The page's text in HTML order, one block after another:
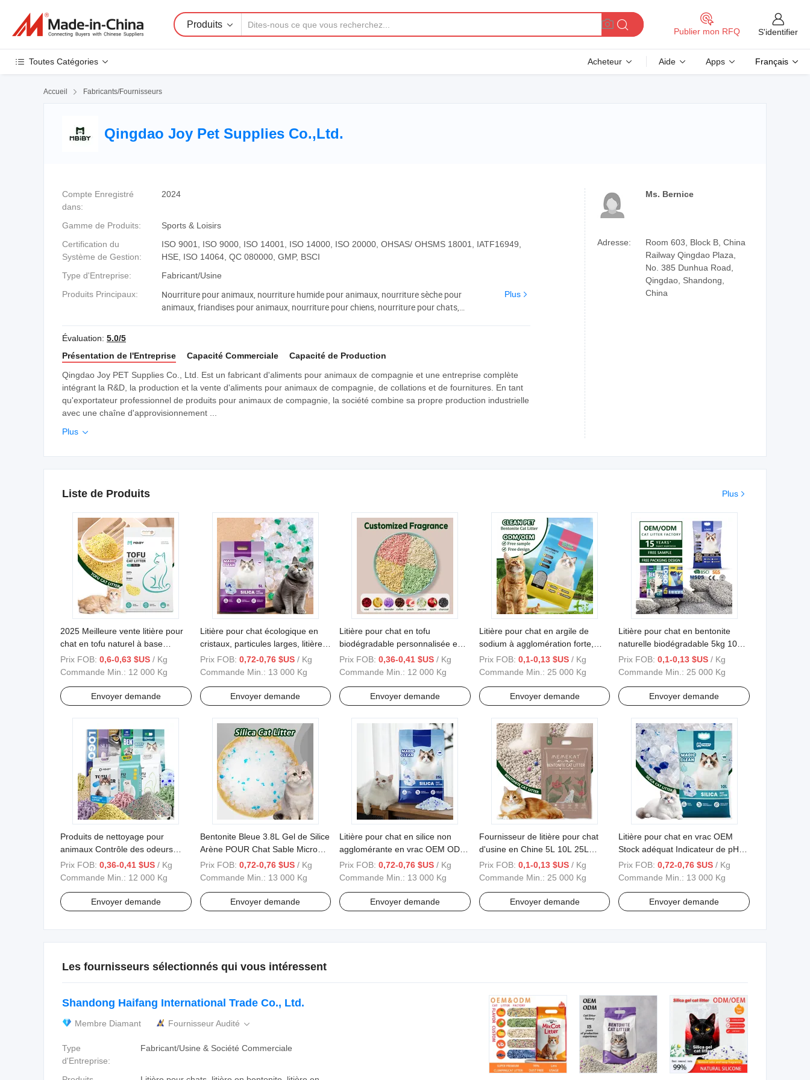
Produits
Publier mon RFQ S'identifier
Toutes Catégories Acheteur Aide Apps Français
Accueil  Fabricants/Fournisseurs
Qingdao Joy Pet Supplies Co.,Ltd.
Ms. Bernice
Adresse:
Room 603, Block B, China
Railway Qingdao Plaza,
No. 385 Dunhua Road,
Qingdao, Shandong,
China
Compte Enregistré
dans:
2024
Gamme de Produits:
Sports & Loisirs
Certification du
Système de Gestion:
ISO 9001, ISO 9000, ISO 14001, ISO 14000, ISO 20000, OHSAS/ OHSMS 18001, IATF16949,
HSE, ISO 14064, QC 080000, GMP, BSCI
Type d'Entreprise:
Fabricant/Usine
Produits Principaux:
Nourriture pour animaux, nourriture humide pour animaux, nourriture sèche pour
animaux, friandises pour animaux, nourriture pour chiens, nourriture pour chats,
Plus
Évaluation: 5.0/5
Présentation de l'Entreprise
Capacité Commerciale
Capacité de Production
Qingdao Joy PET Supplies Co., Ltd. Est un fabricant d'aliments pour animaux de compagnie et une entreprise complète
intégrant la R&D, la production et la vente d'aliments pour animaux de compagnie, de collations et de fournitures. En tant
qu'exportateur professionnel de produits pour animaux de compagnie, la société combine sa propre production industrielle
avec une chaîne d'approvisionnement ...
Plus 
Plus
Liste de Produits
2025 Meilleure vente litière pour
chat en tofu naturel à base
d'amidon de maïs fabriquée à
partir de soja litière pour chat tofu
Prix FOB: 0,6-0,63 $US / Kg
Commande Min.: 12 000 Kg
Envoyer demande
Litière pour chat écologique en
cristaux, particules larges, litière
pour chat sans odeur
Prix FOB: 0,72-0,76 $US / Kg
Commande Min.: 13 000 Kg
Envoyer demande
Litière pour chat en tofu
biodégradable personnalisée en
usine, sans poussière, parfumée,
disponible en plusieurs couleurs
Prix FOB: 0,36-0,41 $US / Kg
Commande Min.: 12 000 Kg
Envoyer demande
Litière pour chat en argile de
sodium à agglomération forte,
facile à nettoyer, sans poussière,
litière en bentonite premium
Prix FOB: 0,1-0,13 $US / Kg
Commande Min.: 25 000 Kg
Envoyer demande
Litière pour chat en bentonite
naturelle biodégradable 5kg 10kg
20kg Tailles agglomérantes
absorbantes parfumées litière
Prix FOB: 0,1-0,13 $US / Kg
Commande Min.: 25 000 Kg
Envoyer demande
Produits de nettoyage pour
animaux Contrôle des odeurs
2.0mm Litière pour chat en tofu
sans poussière et agglomérante
Prix FOB: 0,36-0,41 $US / Kg
Commande Min.: 12 000 Kg
Envoyer demande
Bentonite Bleue 3.8L Gel de Silice
Arène POUR Chat Sable Micro
Cristal Litière Sans Poussière
Prix FOB: 0,72-0,76 $US / Kg
Commande Min.: 13 000 Kg
Envoyer demande
Litière pour chat en silice non
agglomérante en vrac OEM ODM
litière en cristal pour chat
Prix FOB: 0,72-0,76 $US / Kg
Commande Min.: 13 000 Kg
Envoyer demande
Fournisseur de litière pour chat
d'usine en Chine 5L 10L 25L
Litière pour chat à agglomération
forte en gros sable de litière pour
Prix FOB: 0,1-0,13 $US / Kg
Commande Min.: 25 000 Kg
Envoyer demande
Litière pour chat en vrac OEM
Stock adéquat Indicateur de pH
Litière pour chat
Prix FOB: 0,72-0,76 $US / Kg
Commande Min.: 13 000 Kg
Envoyer demande
Les fournisseurs sélectionnés qui vous intéressent
Shandong Haifang International Trade Co., Ltd.
Membre Diamant Fournisseur Audité 
Type
d'Entreprise:
Fabricant/Usine & Société Commerciale